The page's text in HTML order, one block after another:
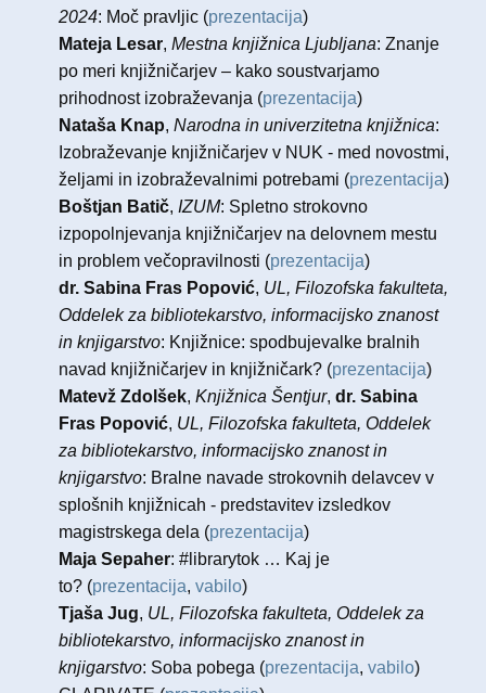
2024: Moč pravljic (prezentacija)
Mateja Lesar, Mestna knjižnica Ljubljana: ​Znanje
po meri knjižničarjev – kako soustvarjamo
prihodnost izobraževanja (prezentacija)
Nataša Knap, Narodna in univerzitetna knjižnica:
Izobraževanje knjižničarjev v NUK - med novostmi,
željami in izobraževalnimi potrebami (prezentacija)
Boštjan Batič, IZUM: Spletno strokovno
izpopolnjevanja knjižničarjev na delovnem mestu
in problem večopravilnosti (prezentacija)
dr. Sabina Fras Popović, UL, Filozofska fakulteta,
Oddelek za bibliotekarstvo, informacijsko znanost
in knjigarstvo: Knjižnice: spodbujevalke bralnih
navad knjižničarjev in knjižničark? (prezentacija)
Matevž Zdolšek, Knjižnica Šentjur, dr. Sabina
Fras Popović, UL, Filozofska fakulteta, Oddelek
za bibliotekarstvo, informacijsko znanost in
knjigarstvo: Bralne navade strokovnih delavcev v
splošnih knjižnicah - predstavitev izsledkov
magistrskega dela (prezentacija)
Maja Sepaher: ​#librarytok … Kaj je
to? (prezentacija, vabilo)
Tjaša Jug, UL, Filozofska fakulteta, Oddelek za
bibliotekarstvo, informacijsko znanost in
knjigarstvo: Soba pobega (prezentacija, vabilo)